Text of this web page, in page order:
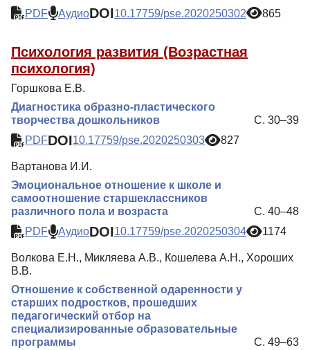
PDF
АудиоDOI10.17759/pse.2020250302 865
Психология развития (Возрастная
психология)
Горшкова Е.В.
Диагностика образно-пластического
творчества дошкольников
С. 30–39
PDFDOI10.17759/pse.2020250303 827
Вартанова И.И.
Эмоциональное отношение к школе и
самоотношение старшеклассников
различного пола и возраста
С. 40–48
PDF
АудиоDOI10.17759/pse.2020250304 1174
Волкова Е.Н., Микляева А.В., Кошелева А.Н., Хороших
В.В.
Отношение к собственной одаренности у
старших подростков, прошедших
педагогический отбор на
специализированные образовательные
программы
С. 49–63